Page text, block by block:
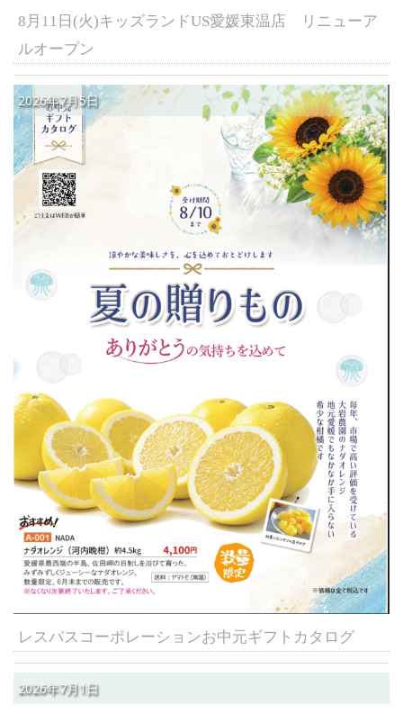
8月11日(火)キッズランドUS愛媛東温店 リニューア
ルオープン
レスパスコーポレーションお中元ギフトカタログ
2026年7月5日
2026年7月1日